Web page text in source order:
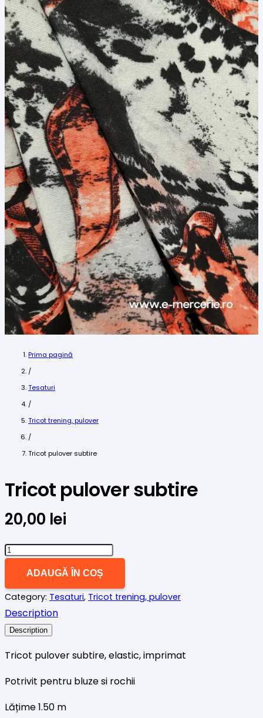
Prima pagină
/
Tesaturi
/
Tricot trening, pulover
/
Tricot pulover subtire
Tricot pulover subtire
20,00 lei
Cantitate
subtire
ADAUGĂ ÎN COȘ
Category: Tesaturi, Tricot trening, pulover
Description
Description
Tricot pulover subtire, elastic, imprimat
Potrivit pentru bluze si rochii
Lățime 1.50 m